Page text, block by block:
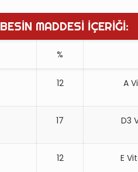
BESİN MADDESİ İÇERİĞİ:
%
12 A
17 D3
12 E